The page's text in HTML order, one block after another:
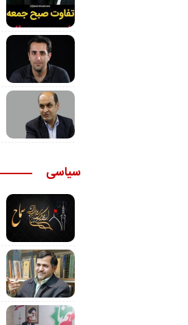
سیاسی